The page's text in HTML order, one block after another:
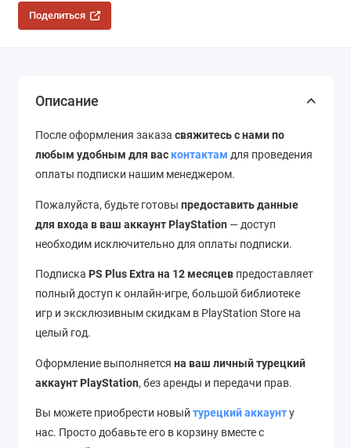
Поделиться
Описание
После оформления заказа свяжитесь с нами по
любым удобным для вас контактам для проведения
оплаты подписки нашим менеджером.
Пожалуйста, будьте готовы предоставить данные
для входа в ваш аккаунт PlayStation — доступ
необходим исключительно для оплаты подписки.
Подписка PS Plus Extra на 12 месяцев предоставляет
полный доступ к онлайн-игре, большой библиотеке
игр и эксклюзивным скидкам в PlayStation Store на
целый год.
Оформление выполняется на ваш личный турецкий
аккаунт PlayStation, без аренды и передачи прав.
Вы можете приобрести новый турецкий аккаунту
нас. Просто добавьте его в корзину вместе с